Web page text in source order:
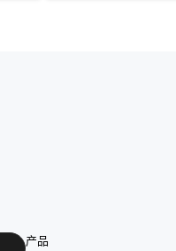
产品